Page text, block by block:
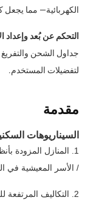
الكهربائية— مما
التحكم عن بُعد وإعداد
جداول الشحن
لتفضيلات المستخدم.
مقدمة
السيناريوهات
1. المنازل
/ الأسر المعيشية في
2. التكاليف